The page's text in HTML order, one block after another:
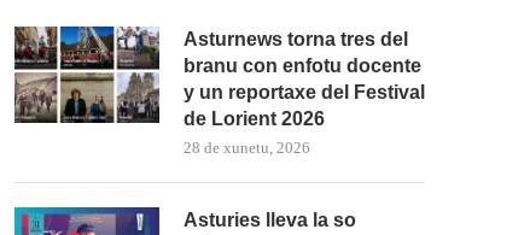
Asturnews torna tres del
branu con enfotu docente
y un reportaxe del Festival
de Lorient 2026
28 de xunetu, 2026
Asturies lleva la so